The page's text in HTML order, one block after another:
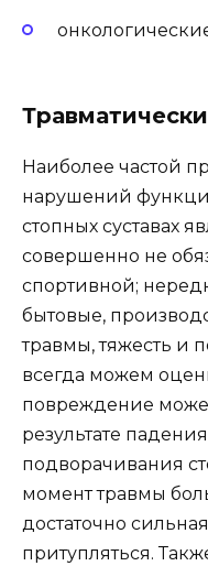
Наиболее частой
нарушений
стопных суставах
совершенно не
спортивной;
бытовые,
травмы, тяжесть и
всегда можем
повреждение
результате
подворачивания
момент травмы
достаточно
притупляться.